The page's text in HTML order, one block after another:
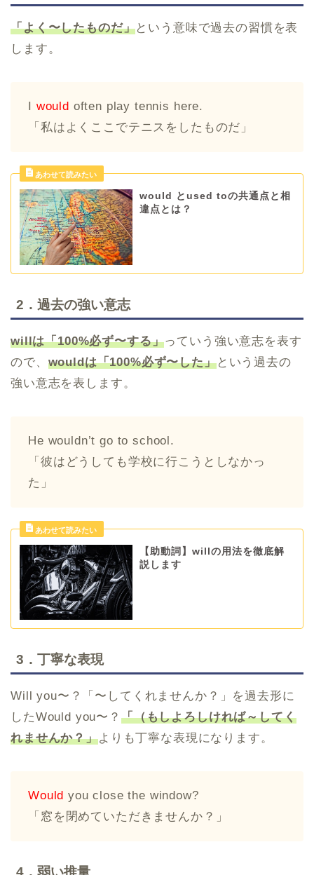
「よく〜したものだ」という意味で過去の習慣を表
します。
would often play tennis here.
「私はよくここでテニスをしたものだ」
would とused toの共通点と相
違点とは？
2．過去の強い意志
willは「100%必ず〜する」っていう強い意志を表す
ので、 wouldは「100%必ず〜した」という過去の
強い意志を表します。
He wouldn’t go to school.
「彼はどうしても学校に行こうとしなかっ
た」
【助動詞】willの用法を徹底解
説します
3．丁寧な表現
Will you〜？「〜してくれませんか？」を過去形に
したWould you〜？ 「（もしよろしければ～してく
れませんか？」よりも丁寧な表現になります。
Would you close the window?
「窓を閉めていただきませんか？」
4．弱い推量